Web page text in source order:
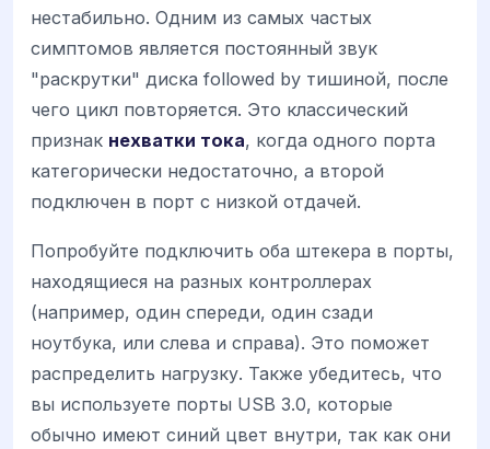
нестабильно. Одним из самых частых
симптомов является постоянный звук
"раскрутки" диска followed by тишиной, после
чего цикл повторяется. Это классический
признак нехватки тока, когда одного порта
категорически недостаточно, а второй
подключен в порт с низкой отдачей.
Попробуйте подключить оба штекера в порты,
находящиеся на разных контроллерах
(например, один спереди, один сзади
ноутбука, или слева и справа). Это поможет
распределить нагрузку. Также убедитесь, что
вы используете порты USB 3.0, которые
обычно имеют синий цвет внутри, так как они